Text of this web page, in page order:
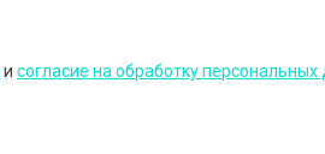
и cогласие на обработку персональных